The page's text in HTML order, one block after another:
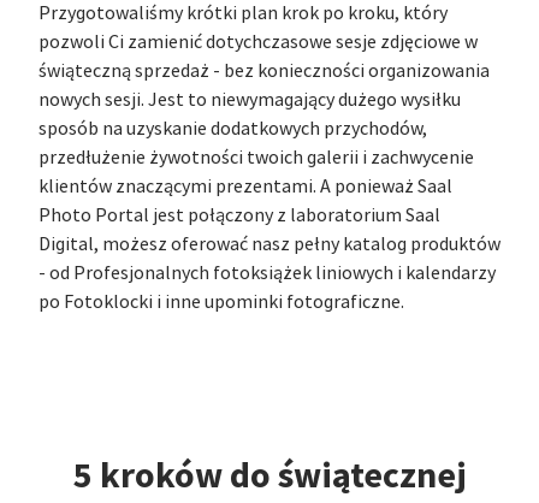
Przygotowaliśmy krótki plan krok po kroku, który
pozwoli Ci zamienić dotychczasowe sesje zdjęciowe w
świąteczną sprzedaż - bez konieczności organizowania
nowych sesji. Jest to niewymagający dużego wysiłku
sposób na uzyskanie dodatkowych przychodów,
przedłużenie żywotności twoich galerii i zachwycenie
klientów znaczącymi prezentami. A ponieważ Saal
Photo Portal jest połączony z laboratorium Saal
Digital, możesz oferować nasz pełny katalog produktów
- od Profesjonalnych fotoksiążek liniowych i kalendarzy
po Fotoklocki i inne upominki fotograficzne.
5 kroków do świątecznej